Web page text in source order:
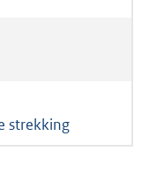
strekking